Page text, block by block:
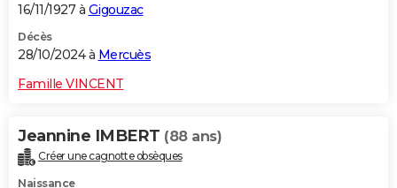
16/11/1927 à Gigouzac
Décès
28/10/2024 à Mercuès
Famille VINCENT
Jeannine IMBERT (88 ans)
Créer une cagnotte obsèques
Naissance